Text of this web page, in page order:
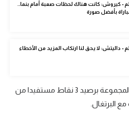
- كيروش: كانت هناك لحظات صعبة أمام بنما..
بأفضل صورة
- داليتش: لا يحق لنا ارتكاب المزيد من الأخطاء
وتصدر اللوس كافيتيروس المجموعة برصيد 3 نقاط مستفيدا من
البرتغال.